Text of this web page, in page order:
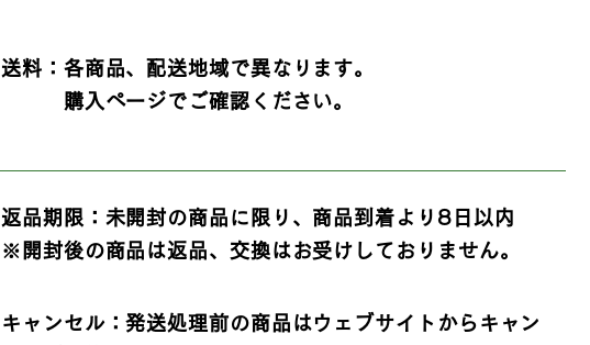
送料：各商品、配送地域で異なります。
購入ページでご確認ください。
返品期限：未開封の商品に限り、商品到着より8日以内
※開封後の商品は返品、交換はお受けしておりません。
キャンセル：発送処理前の商品はウェブサイトからキャン